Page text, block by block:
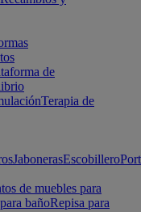
de
Terapia de
JabonerasEscobillero
de muebles para
bañoRepisa para